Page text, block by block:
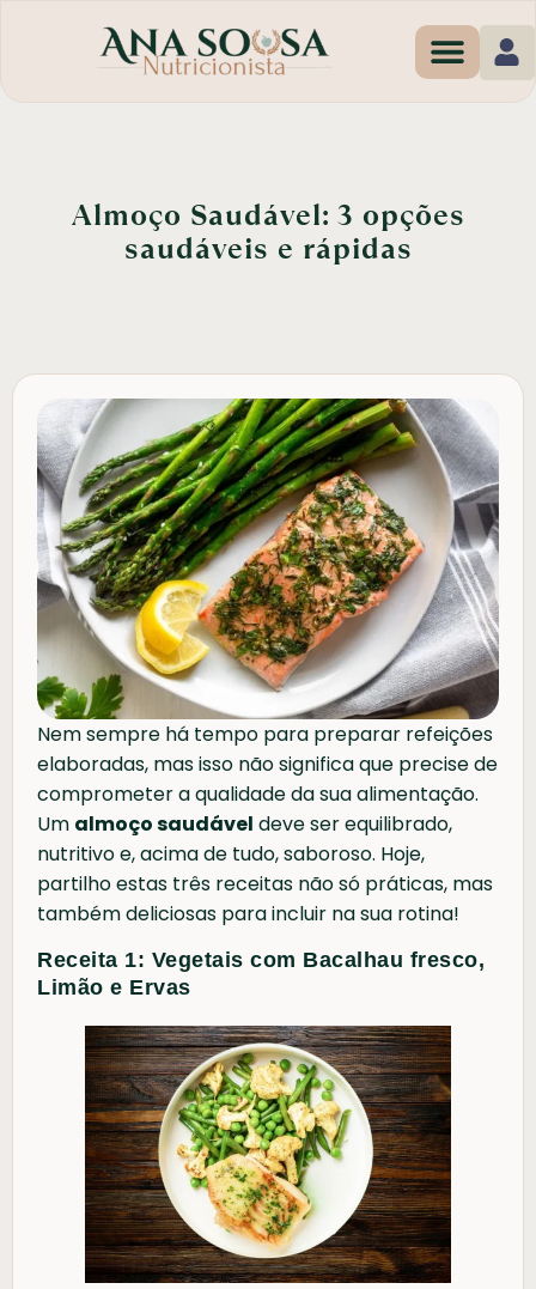
Almoço Saudável: 3 opções
saudáveis e rápidas
Nem sempre há tempo para preparar refeições
elaboradas, mas isso não significa que precise de
comprometer a qualidade da sua alimentação.
Um almoço saudável deve ser equilibrado,
nutritivo e, acima de tudo, saboroso. Hoje,
partilho estas três receitas não só práticas, mas
também deliciosas para incluir na sua rotina!
Receita 1: Vegetais com Bacalhau fresco,
Limão e Ervas